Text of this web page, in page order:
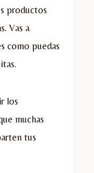
productos
Vas a
como puedas
los
muchas
tus